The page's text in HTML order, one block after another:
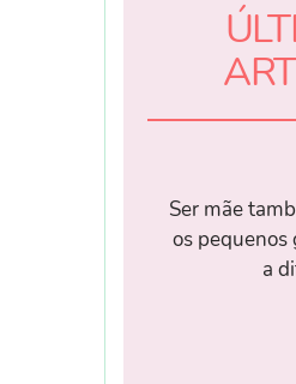
Ser mãe
os pequenos
a